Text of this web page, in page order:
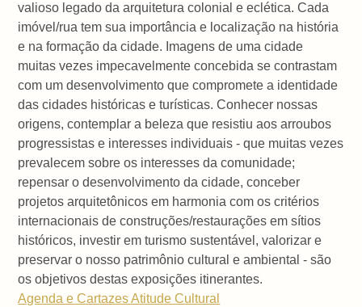
valioso legado da arquitetura colonial e eclética. Cada
imóvel/rua tem sua importância e localização na história
e na formação da cidade. Imagens de uma cidade
muitas vezes impecavelmente concebida se contrastam
com um desenvolvimento que compromete a identidade
das cidades históricas e turísticas. Conhecer nossas
origens, contemplar a beleza que resistiu aos arroubos
progressistas e interesses individuais - que muitas vezes
prevalecem sobre os interesses da comunidade;
repensar o desenvolvimento da cidade, conceber
projetos arquitetônicos em harmonia com os critérios
internacionais de construções/restaurações em sítios
históricos, investir em turismo sustentável, valorizar e
preservar o nosso patrimônio cultural e ambiental - são
os objetivos destas exposições itinerantes.
Agenda e Cartazes Atitude Cultural